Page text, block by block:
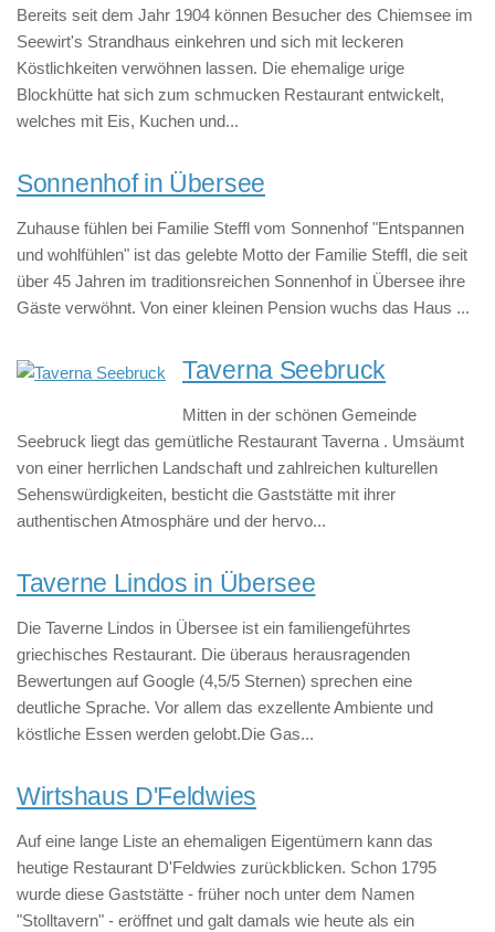
Bereits seit dem Jahr 1904 können Besucher des Chiemsee im
Seewirt's Strandhaus einkehren und sich mit leckeren
Köstlichkeiten verwöhnen lassen. Die ehemalige urige
Blockhütte hat sich zum schmucken Restaurant entwickelt,
welches mit Eis, Kuchen und...
Sonnenhof in Übersee
Zuhause fühlen bei Familie Steffl vom Sonnenhof "Entspannen
und wohlfühlen" ist das gelebte Motto der Familie Steffl, die seit
über 45 Jahren im traditionsreichen Sonnenhof in Übersee ihre
Gäste verwöhnt. Von einer kleinen Pension wuchs das Haus ...
Taverna Seebruck
Mitten in der schönen Gemeinde
Seebruck liegt das gemütliche Restaurant Taverna . Umsäumt
von einer herrlichen Landschaft und zahlreichen kulturellen
Sehenswürdigkeiten, besticht die Gaststätte mit ihrer
authentischen Atmosphäre und der hervo...
Taverne Lindos in Übersee
Die Taverne Lindos in Übersee ist ein familiengeführtes
griechisches Restaurant. Die überaus herausragenden
Bewertungen auf Google (4,5/5 Sternen) sprechen eine
deutliche Sprache. Vor allem das exzellente Ambiente und
köstliche Essen werden gelobt.Die Gas...
Wirtshaus D'Feldwies
Auf eine lange Liste an ehemaligen Eigentümern kann das
heutige Restaurant D'Feldwies zurückblicken. Schon 1795
wurde diese Gaststätte - früher noch unter dem Namen
"Stolltavern" - eröffnet und galt damals wie heute als ein